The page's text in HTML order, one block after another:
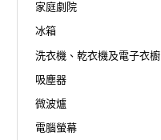
家庭劇院
冰箱
洗衣機、乾衣機及電子衣櫥
吸塵器
微波爐
電腦螢幕